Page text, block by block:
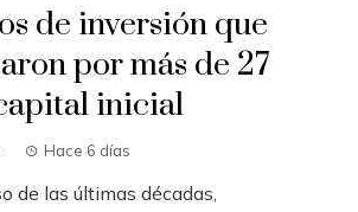
de inversión que
por más de 27
inicial
Hace 6 días
de las últimas décadas,